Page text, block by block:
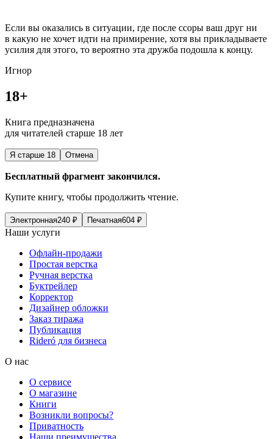
Если вы оказались в ситуации, где после ссоры ваш друг ни
в какую не хочет идти на примирение, хотя вы прикладываете
усилия для этого, то вероятно эта дружба подошла к концу.
Игнор
18+
Книга предназначена
для читателей старше 18 лет
Я старше 18 Отмена
Бесплатный фрагмент закончился.
Купите книгу, чтобы продолжить чтение.
Электронная240 ₽ Печатная604 ₽
Наши услуги
Офлайн-продажи
Простая верстка
Ручная верстка
Буктрейлер
Корректор
Дизайнер обложки
Заказ тиража
Публикация
Rideró для бизнеса
О нас
О сервисе
О магазине
Книги
Возникли вопросы?
Приватность
Наши преимущества